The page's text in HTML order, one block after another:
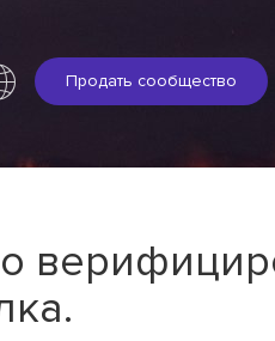
Продать сообщество